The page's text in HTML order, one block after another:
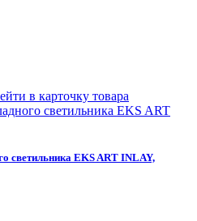
в карточку товара
светильника EKS ART INLAY,